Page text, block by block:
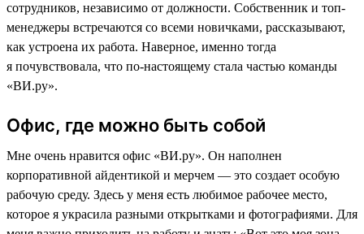
сотрудников, независимо от должности. Собственник и топ-
менеджеры встречаются со всеми новичками, рассказывают,
как устроена их работа. Наверное, именно тогда
я почувствовала, что по-настоящему стала частью команды
«ВИ.ру».
Офис, где можно быть собой
Мне очень нравится офис «ВИ.ру». Он наполнен
корпоративной айдентикой и мерчем — это создает особую
рабочую среду. Здесь у меня есть любимое рабочее место,
которое я украсила разными открытками и фотографиями. Для